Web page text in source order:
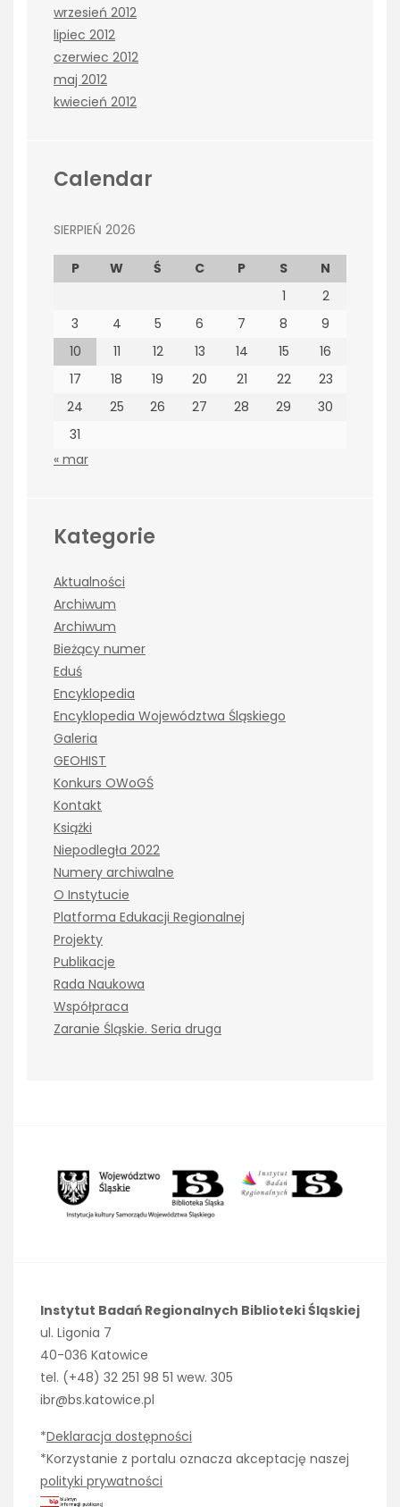
wrzesień 2012
lipiec 2012
czerwiec 2012
maj 2012
kwiecień 2012
Calendar
SIERPIEŃ 2026
P W Ś C P S
N
1
2
3
4 5 6 7 8
9
10
11 12 13 14 15
16
17
18 19 20 21 22
23
24
25 26 27 28 29
30
31
« mar
Kategorie
Aktualności
Archiwum
Archiwum
Bieżący numer
Eduś
Encyklopedia
Encyklopedia Województwa Śląskiego
Galeria
GEOHIST
Konkurs OWoGŚ
Kontakt
Książki
Niepodległa 2022
Numery archiwalne
O Instytucie
Platforma Edukacji Regionalnej
Projekty
Publikacje
Rada Naukowa
Współpraca
Zaranie Śląskie. Seria druga
Instytut Badań Regionalnych Biblioteki Śląskiej
ul. Ligonia 7
40-036 Katowice
tel. (+48) 32 251 98 51 wew. 305
ibr@bs.katowice.pl
*Deklaracja dostępności
*Korzystanie z portalu oznacza akceptację naszej
polityki prywatności